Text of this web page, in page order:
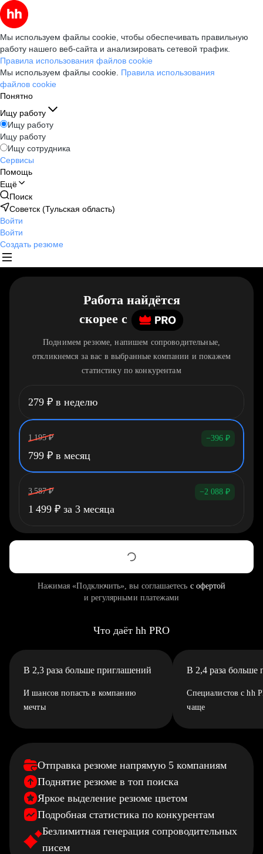
Мы используем файлы cookie, чтобы обеспечивать правильную
работу нашего веб-сайта и анализировать сетевой трафик.
Правила использования файлов cookie
Мы используем файлы cookie. Правила использования
файлов cookie
Понятно
Ищу работу
Ищу работу
Ищу работу
Ищу сотрудника
Сервисы
Помощь
Ещё
Поиск
Советск (Тульская область)
Войти
Войти
Создать резюме
Работа найдётся
скорее c
Поднимем резюме, напишем сопроводительные,
откликнемся за вас в выбранные компании и покажем
статистику по конкурентам
279 ₽ в неделю
1 195 ₽ −396 ₽
799 ₽ в месяц
3 587 ₽ −2 088 ₽
1 499 ₽ за 3 месяца
Нажимая «Подключить», вы соглашаетесь с офертой
и регулярными платежами
Что даёт hh PRO
В 2,3 раза больше приглашений
И шансов попасть в компанию
мечты
В 2,4 раза больше
Специалистов с hh
чаще
Отправка резюме напрямую 5 компаниям
Поднятие резюме в топ поиска
Яркое выделение резюме цветом
Подробная статистика по конкурентам
Безлимитная генерация сопроводительных
писем